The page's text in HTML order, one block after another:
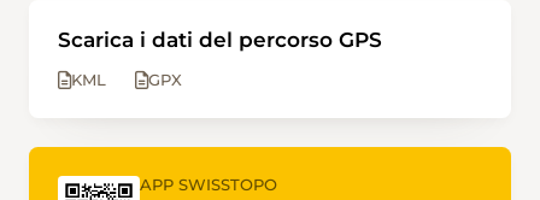
Scarica i dati del percorso GPS
KML GPX
APP SWISSTOPO